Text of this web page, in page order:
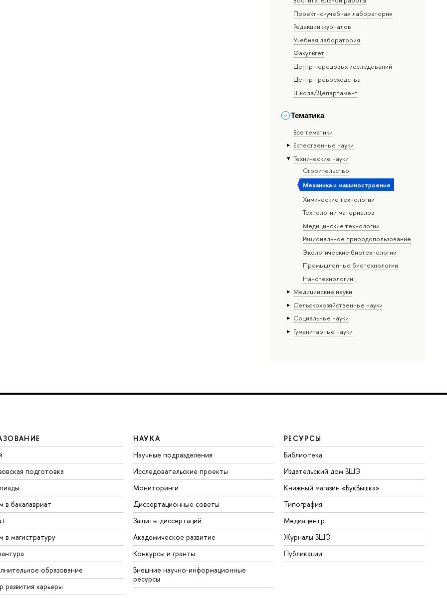
Проектно-учебная лаборатория
Редакции журналов
Учебная лаборатория
Факультет
Центр передовых исследований
Центр превосходства
Школа/Департамент
Тематика
Все тематики
Естественные науки
Тех­ничес­кие науки
Строительство
Механика и машиностроение
Химические технологии
Технологии материалов
Медицинские технологии
Рациональное природопользование
Экологические биотехнологии
Промышленные биотехнологии
Нанотехнологии
Медицинские науки
Сельскохозяйственные науки
Социальные науки
Гуманитарные науки
подготовка
в бакалавриат
в магистратуру
образование
развития карьеры
НАУКА
Научные подразделения
Исследовательские проекты
Мониторинги
Диссертационные советы
Защиты диссертаций
Академическое развитие
Конкурсы и гранты
Внешние научно-информационные
ресурсы
РЕСУРСЫ
Библиотека
Издательский дом ВШЭ
Книжный магазин «БукВышка»
Типография
Медиацентр
Журналы ВШЭ
Публикации